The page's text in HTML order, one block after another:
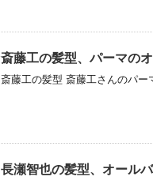
斎藤工の髪型、パーマの
斎藤工の髪型 斎藤工さんのパ
長瀬智也の髪型、オール